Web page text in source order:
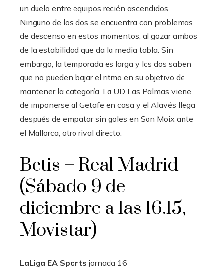
un duelo entre equipos recién ascendidos.
Ninguno de los dos se encuentra con problemas
de descenso en estos momentos, al gozar ambos
de la estabilidad que da la media tabla. Sin
embargo, la temporada es larga y los dos saben
que no pueden bajar el ritmo en su objetivo de
mantener la categoría. La UD Las Palmas viene
de imponerse al Getafe en casa y el Alavés llega
después de empatar sin goles en Son Moix ante
el Mallorca, otro rival directo.
Betis – Real Madrid
(Sábado 9 de
diciembre a las 16.15,
Movistar)
LaLiga EA Sports jornada 16